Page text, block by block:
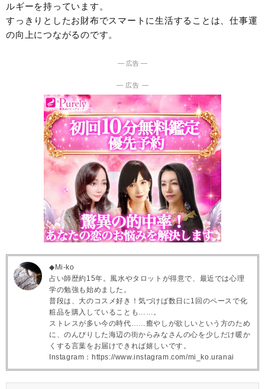
ルギーを持っています。
すっきりとしたお財布でスマートに生活することは、仕事運
の向上につながるのです。
― 広告 ―
― 広告 ―
◆Mi-ko
占い師歴約15年。風水やタロットが得意で、最近では心理
学の勉強も始めました。
普段は、大のコスメ好き！気づけば数日に1回のペースで化
粧品を購入していることも……。
ストレスが多い今の時代……癒やしが欲しいという方のため
に、のんびりした海辺の街からみなさんの心を少しだけ暖か
くする言葉をお届けできれば嬉しいです。
Instagram：https://www.instagram.com/mi_ko.uranai